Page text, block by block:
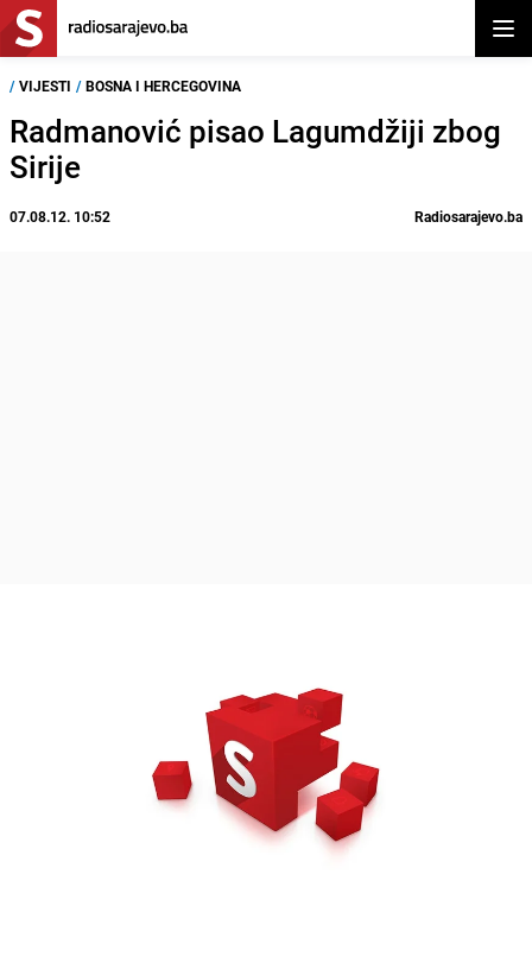
/ VIJESTI / BOSNA I HERCEGOVINA
Radmanović pisao Lagumdžiji zbog
Sirije
07.08.12. 10:52 Radiosarajevo.ba